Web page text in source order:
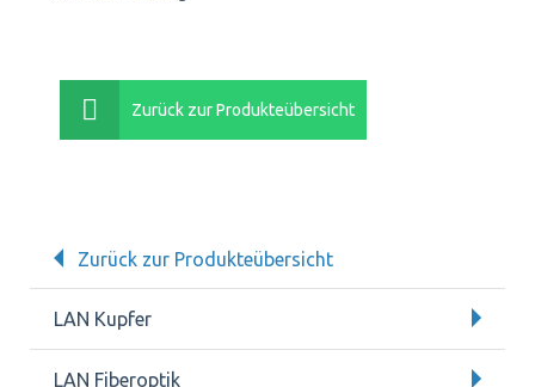
Zurück zur Produkteübersicht
Zurück zur Produkteübersicht
LAN Kupfer
LAN Fiberoptik